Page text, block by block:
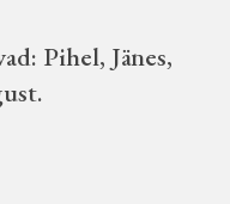
Pihel, Jänes,